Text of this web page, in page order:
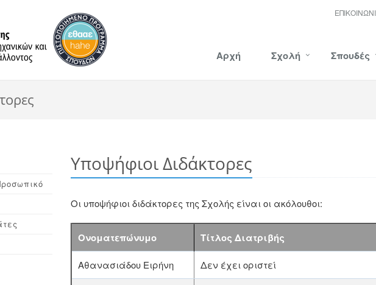
Αρχή Σχολή Σπουδές
Υποψήφιοι Διδάκτορες
Οι υποψήφιοι διδάκτορες της Σχολής είναι οι ακόλουθοι:
Ονοματεπώνυμο Τίτλος Διατριβής
Αθανασιάδου Ειρήνη Δεν έχει οριστεί